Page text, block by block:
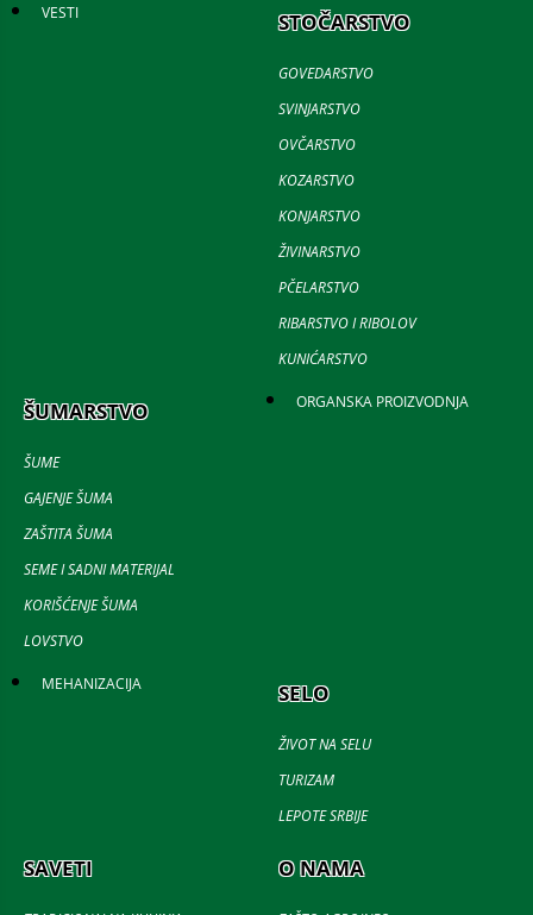
VESTI STOČARSTVO
GOVEDARSTVO
SVINJARSTVO
OVČARSTVO
KOZARSTVO
KONJARSTVO
ŽIVINARSTVO
PČELARSTVO
RIBARSTVO I RIBOLOV
KUNIĆARSTVO
ŠUMARSTVO
ŠUME
GAJENJE ŠUMA
ZAŠTITA ŠUMA
SEME I SADNI MATERIJAL
KORIŠĆENJE ŠUMA
LOVSTVO
ORGANSKA PROIZVODNJA
MEHANIZACIJA SELO
ŽIVOT NA SELU
TURIZAM
LEPOTE SRBIJE
SAVETI O NAMA